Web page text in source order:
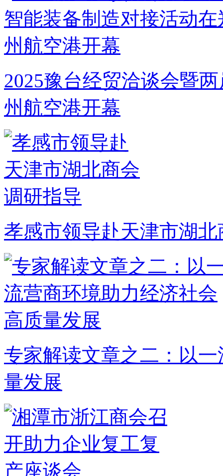
2025豫台经贸洽谈会暨
州航空港开幕
孝感市领导赴天津市湖
专家解读文章之二：以
量发展